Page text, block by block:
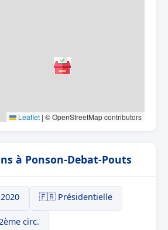
Leaflet | © OpenStreetMap contributors
à Ponson-Debat-Pouts
🇫🇷 Présidentielle
circ.